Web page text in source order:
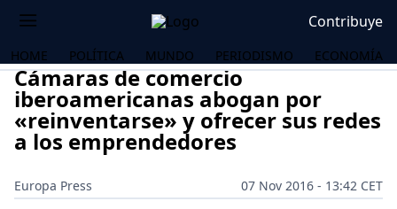
Contribuye
HOME POLÍTICA MUNDO PERIODISMO ECONOMÍA
Cámaras de comercio
iberoamericanas abogan por
«reinventarse» y ofrecer sus redes
a los emprendedores
Europa Press
07 Nov 2016 - 13:42 CET